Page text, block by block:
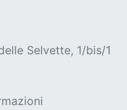
Selvette, 1/bis/1